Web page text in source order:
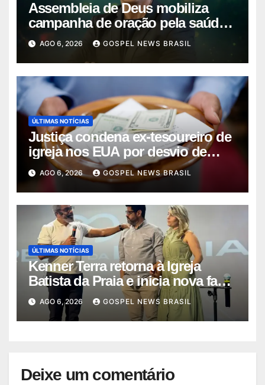
Assembleia de Deus mobiliza
campanha de oração pela saúde
do pas…
AGO 6, 2026 GOSPEL NEWS BRASIL
ÚLTIMAS NOTÍCIAS
Justiça condena ex-tesoureiro de
igreja nos EUA por desvio de
quas…
AGO 6, 2026 GOSPEL NEWS BRASIL
ÚLTIMAS NOTÍCIAS
Kenner Terra retorna à Igreja
Batista da Praia e inicia nova fase
…AGO 6, 2026 GOSPEL NEWS BRASIL
Deixe um comentário